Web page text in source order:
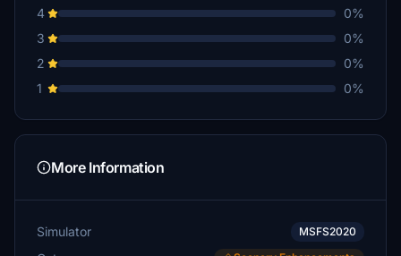
4
0%
3
0%
2
0%
1
0%
More Information
Simulator MSFS2020